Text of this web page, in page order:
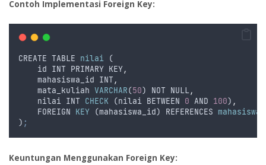
Contoh Implementasi Foreign Key:
CREATE TABLE nilai (
id INT PRIMARY KEY ,
mahasiswa_id INT ,
mata_kuliah VARCHAR(50) NOT NULL,
nilai INT CHECK (nilai BETWEEN 0 AND 100) ,
FOREIGN KEY (mahasiswa_id) REFERENCES mahasiswa
) ;
Keuntungan Menggunakan Foreign Key: